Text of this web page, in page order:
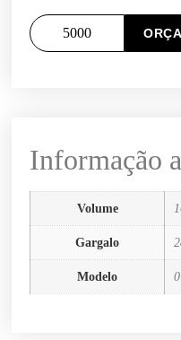
Informação
Volume
Gargalo
Modelo